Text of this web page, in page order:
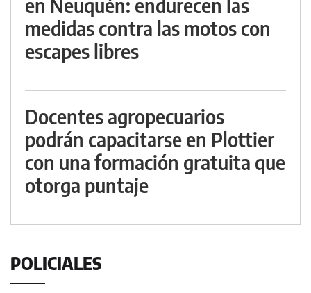
en Neuquén: endurecen las
medidas contra las motos con
escapes libres
Docentes agropecuarios
podrán capacitarse en Plottier
con una formación gratuita que
otorga puntaje
POLICIALES